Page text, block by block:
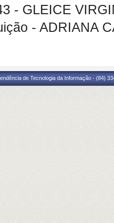
- GLEICE
- ADRIANA
de Tecnologia da Informação - (84)